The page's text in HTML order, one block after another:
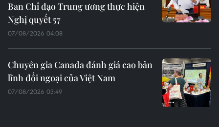
Ban Chỉ đạo Trung ương thực hiện
Nghị quyết 57
07/08/2026 04:08
Chuyên gia Canada đánh giá cao bản
lĩnh đối ngoại của Việt Nam
07/08/2026 03:49